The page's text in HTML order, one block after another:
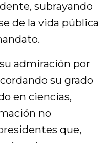
subrayando
de la vida pública
admiración por
su grado
en ciencias,
no
que,